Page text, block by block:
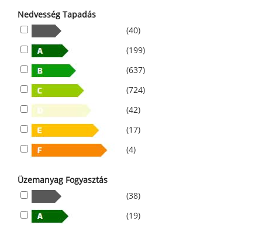
Nedvesség Tapadás
(40)
(199)
(637)
(724)
(42)
(17)
(4)
Üzemanyag Fogyasztás
(38)
(19)